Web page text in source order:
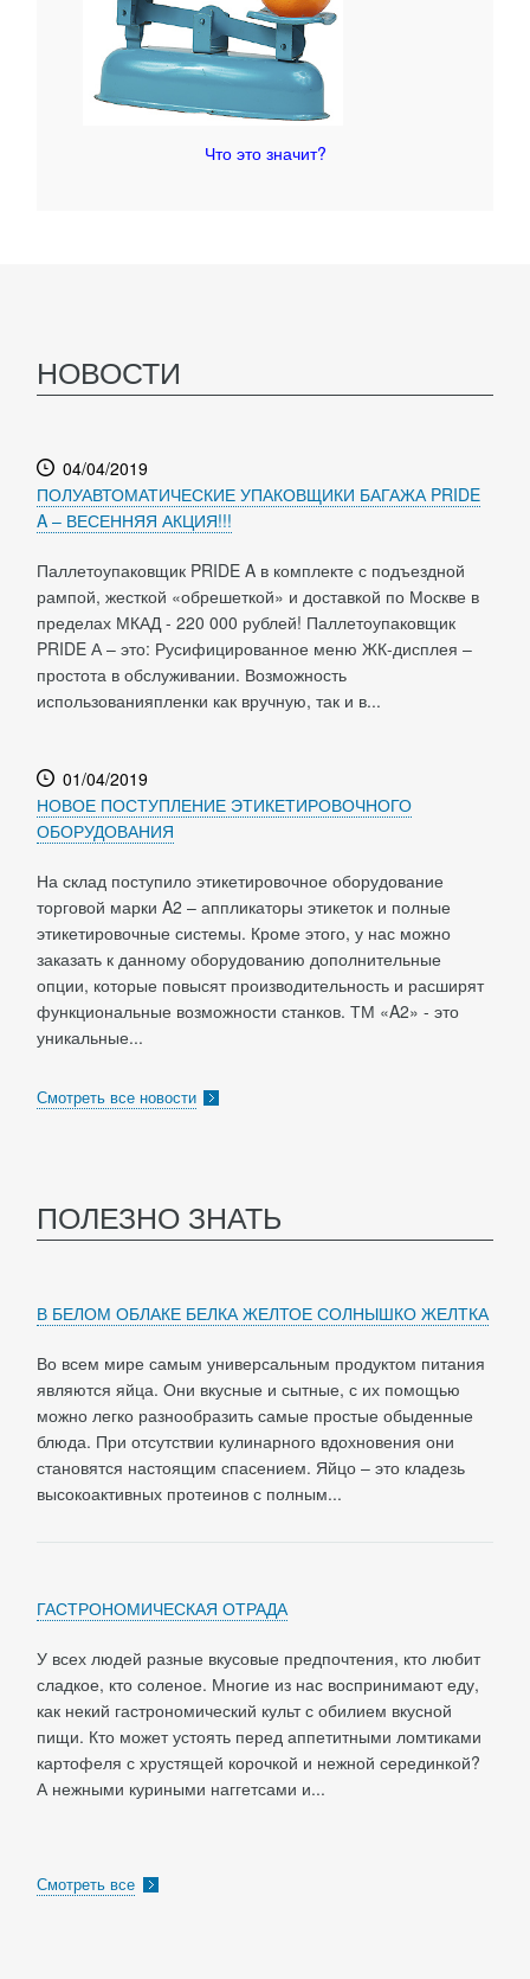
Что это значит?
НОВОСТИ
04/04/2019
ПОЛУАВТОМАТИЧЕСКИЕ УПАКОВЩИКИ БАГАЖА PRIDE
A – ВЕСЕННЯЯ АКЦИЯ!!!
Паллетоупаковщик PRIDE A в комплекте с подъездной
рампой, жесткой «обрешеткой» и доставкой по Москве в
пределах МКАД - 220 000 рублей! Паллетоупаковщик
PRIDE А – это: Русифицированное меню ЖК-дисплея –
простота в обслуживании. Возможность
использованияпленки как вручную, так и в...
01/04/2019
НОВОЕ ПОСТУПЛЕНИЕ ЭТИКЕТИРОВОЧНОГО
ОБОРУДОВАНИЯ
На склад поступило этикетировочное оборудование
торговой марки A2 – аппликаторы этикеток и полные
этикетировочные системы. Кроме этого, у нас можно
заказать к данному оборудованию дополнительные
опции, которые повысят производительность и расширят
функциональные возможности станков. ТМ «A2» - это
уникальные...
Смотреть все новости
ПОЛЕЗНО ЗНАТЬ
В БЕЛОМ ОБЛАКЕ БЕЛКА ЖЕЛТОЕ СОЛНЫШКО ЖЕЛТКА
Во всем мире самым универсальным продуктом питания
являются яйца. Они вкусные и сытные, с их помощью
можно легко разнообразить самые простые обыденные
блюда. При отсутствии кулинарного вдохновения они
становятся настоящим спасением. Яйцо – это кладезь
высокоактивных протеинов с полным...
ГАСТРОНОМИЧЕСКАЯ ОТРАДА
У всех людей разные вкусовые предпочтения, кто любит
сладкое, кто соленое. Многие из нас воспринимают еду,
как некий гастрономический культ с обилием вкусной
пищи. Кто может устоять перед аппетитными ломтиками
картофеля с хрустящей корочкой и нежной серединкой?
А нежными куриными наггетсами и...
Смотреть все